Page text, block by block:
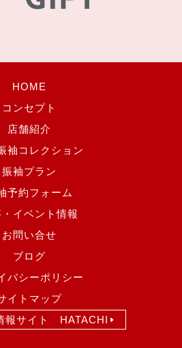
HOME
コンセプト
店舗紹介
袖コレクション
振袖プラン
予約フォーム
イベント情報
お問い合せ
ブログ
バシーポリシー
イトマップ
報サイト HATACHI